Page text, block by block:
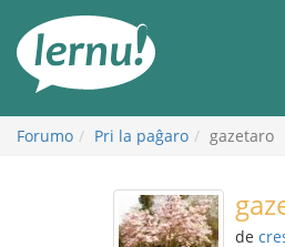
enhavo
Forumo Pri la paĝaro gazetaro
de